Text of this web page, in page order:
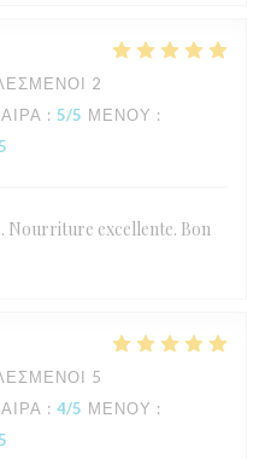
2
: 5/5 ΜΕΝΟΎ :
Nourriture excellente. Bon
5
: 4/5 ΜΕΝΟΎ :